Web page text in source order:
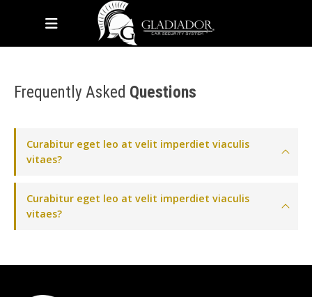
Frequently Asked Questions
Curabitur eget leo at velit imperdiet viaculis
vitaes?
Curabitur eget leo at velit imperdiet viaculis
vitaes?